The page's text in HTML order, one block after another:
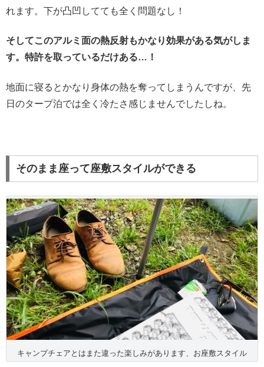
れます。下が凸凹してても全く問題なし！
そしてこのアルミ面の熱反射もかなり効果がある気がしま
す。特許を取っているだけある…！
地面に寝るとかなり身体の熱を奪ってしまうんですが、先
日のタープ泊では全く冷たさ感じませんでしたしね。
そのまま座って座敷スタイルができる
キャンプチェアとはまた違った楽しみがあります、お座敷スタイル